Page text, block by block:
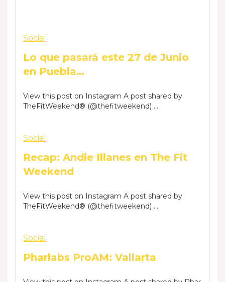
Social
Lo que pasará este 27 de Junio
en Puebla…
View this post on Instagram A post shared by
TheFitWeekend® (@thefitweekend) ...
Social
Recap: Andie Illanes en The Fit
Weekend
View this post on Instagram A post shared by
TheFitWeekend® (@thefitweekend) ...
Social
Pharlabs ProAM: Vallarta